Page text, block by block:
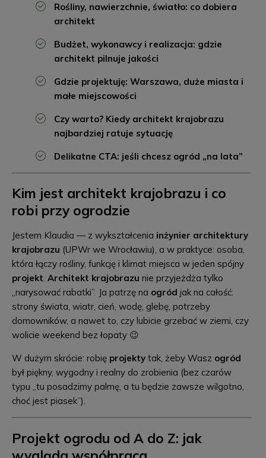
Rośliny, nawierzchnie, światło: co dobiera
architekt
Budżet, wykonawcy i realizacja: gdzie
architekt pilnuje jakości
Gdzie projektuję: Warszawa, duże miasta i
małe miejscowości
Czy warto? Kiedy architekt krajobrazu
najbardziej ratuje sytuację
Delikatne CTA: jeśli chcesz ogród „na lata”
Kim jest architekt krajobrazu i co
robi przy ogrodzie
Jestem Klaudia — z wykształcenia inżynier architektury
krajobrazu (UPWr we Wrocławiu), a w praktyce: osoba,
która łączy rośliny, funkcję i klimat miejsca w jeden spójny
projekt. Architekt krajobrazu nie przyjeżdża tylko
„narysować rabatki”. Ja patrzę na ogród jak na całość:
strony świata, wiatr, cień, wodę, glebę, potrzeby
domowników, a nawet to, czy lubicie grzebać w ziemi, czy
wolicie weekend bez łopaty 😉
W dużym skrócie: robię projekty tak, żeby Wasz ogród
był piękny, wygodny i realny do zrobienia (bez czarów
typu „tu posadzimy palmę, a tu będzie zawsze wilgotno,
choć jest piasek”).
Projekt ogrodu od A do Z: jak